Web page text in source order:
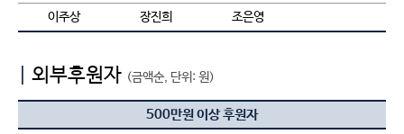
이주상
장진희 조은영
외부후원자 (금액순, 단위: 원)
500만원 이상 후원자